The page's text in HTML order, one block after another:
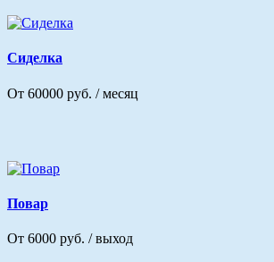
Сиделка
От 60000 руб. / месяц
Повар
От 6000 руб. / выход